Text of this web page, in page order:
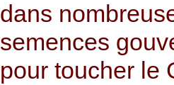
dans
semences
pour toucher le